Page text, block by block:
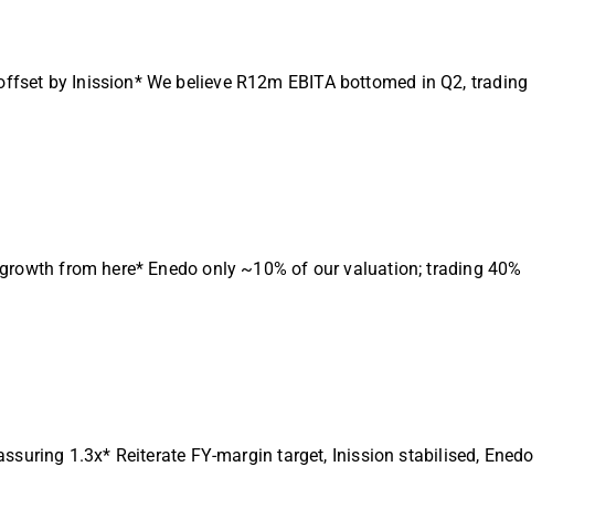
by Inission* We believe R12m EBITA bottomed in Q2, trading
from here* Enedo only ~10% of our valuation; trading 40%
1.3x* Reiterate FY-margin target, Inission stabilised, Enedo